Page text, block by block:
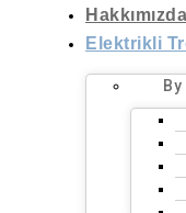
Hakkımızda
Elektrikli